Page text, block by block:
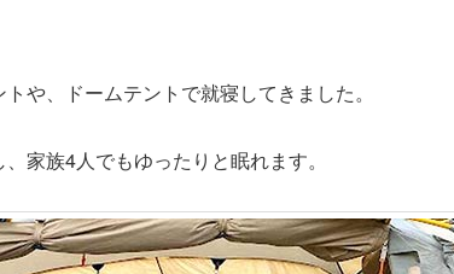
や、ドームテントで就寝してきました。
家族4人でもゆったりと眠れます。